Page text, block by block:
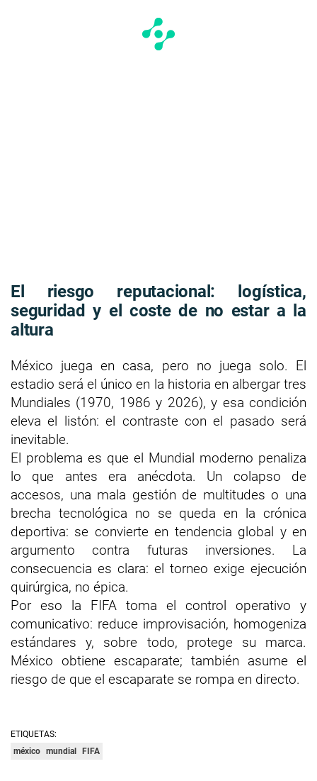
El riesgo reputacional: logística,
seguridad y el coste de no estar a la
altura
México juega en casa, pero no juega solo. El
estadio será el único en la historia en albergar tres
Mundiales (1970, 1986 y 2026), y esa condición
eleva el listón: el contraste con el pasado será
inevitable.
El problema es que el Mundial moderno penaliza
lo que antes era anécdota. Un colapso de
accesos, una mala gestión de multitudes o una
brecha tecnológica no se queda en la crónica
deportiva: se convierte en tendencia global y en
argumento contra futuras inversiones. La
consecuencia es clara: el torneo exige ejecución
quirúrgica, no épica.
Por eso la FIFA toma el control operativo y
comunicativo: reduce improvisación, homogeniza
estándares y, sobre todo, protege su marca.
México obtiene escaparate; también asume el
riesgo de que el escaparate se rompa en directo.
ETIQUETAS:
méxico mundial FIFA